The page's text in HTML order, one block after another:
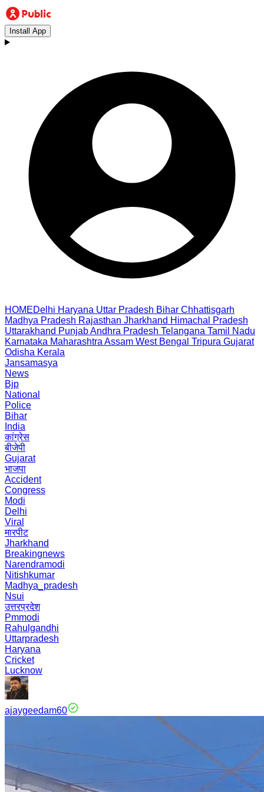
Install App
HOMEDelhi Haryana Uttar Pradesh Bihar Chhattisgarh
Madhya Pradesh Rajasthan Jharkhand Himachal Pradesh
Uttarakhand PunjabAndhra Pradesh Telangana Tamil Nadu
Karnataka Maharashtra Assam West Bengal Tripura Gujarat
Odisha Kerala
Jansamasya
News
Bjp
National
Police
Bihar
India
कांग्रेस
बीजेपी
Gujarat
भाजपा
Accident
Congress
Modi
Delhi
Viral
मारपीट
Jharkhand
Breakingnews
Narendramodi
Nitishkumar
Madhya_pradesh
Nsui
उत्तरप्रदेश
Pmmodi
Rahulgandhi
Uttarpradesh
Haryana
Cricket
Lucknow
ajaygeedam60